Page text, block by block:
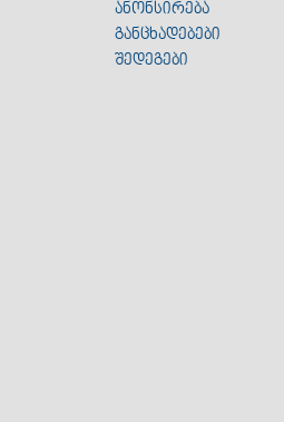
ანონსირება
განცხადებები
შედეგები